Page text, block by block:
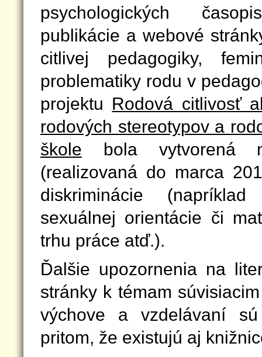
psychologických
publikácie a webové
citlivej pedagogiky,
problematiky rodu v
projektu Rodová citlivosť
rodových stereotypov a
škole bola vytvorená
(realizovaná do marca
diskriminácie
sexuálnej orientácie či
trhu práce atď.).
Ďalšie upozornenia na
stránky k témam
výchove a vzdelávaní
pritom, že existujú aj